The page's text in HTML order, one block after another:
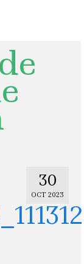
30
OCT 2023